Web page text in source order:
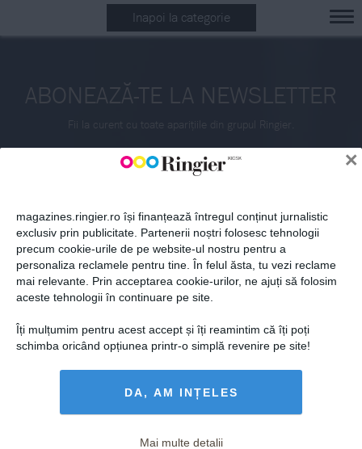
×
magazines.ringier.ro își finanțează întregul conținut jurnalistic
exclusiv prin publicitate. Partenerii noștri folosesc tehnologii
precum cookie-urile de pe website-ul nostru pentru a
personaliza reclamele pentru tine. În felul ăsta, tu vezi reclame
mai relevante. Prin acceptarea cookie-urilor, ne ajuți să folosim
aceste tehnologii în continuare pe site.
Îți mulțumim pentru acest accept și îți reamintim că îți poți
schimba oricând opțiunea printr-o simplă revenire pe site!
DA, AM INȚELES
Mai multe detalii
Inapoi la categorie
ABONEAZĂ-TE LA NEWSLETTER
Fii la curent cu toate aparițiile din grupul Ringier.
ABONEAZĂ-TE
Politica de confidențialitate și
© 2026 Ringier Romania. Toate